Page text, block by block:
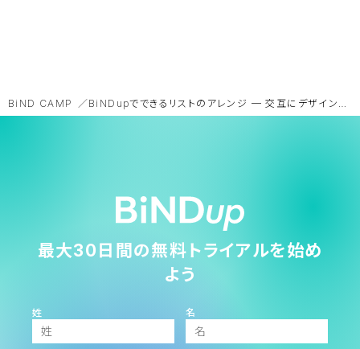
BiND CAMP BiNDupでできるリストのアレンジ ─ 交互にデザインを変える方法
最大30日間の無料トライアルを始め
よう
姓 名